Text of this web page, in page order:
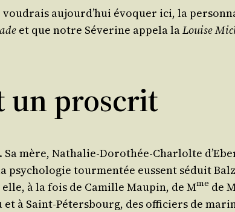
aujourd’hui évo­quer ici, la
et que notre Séve­rine appe­la laLouise
un proscrit
Sa mère, Natha­lie-Doro­thée-Char­lolte
tour­men­tée eussent séduit
à la fois de Camille Mau­pin, de Mme de
à Saint-Péters­bourg, des offi­ciers de